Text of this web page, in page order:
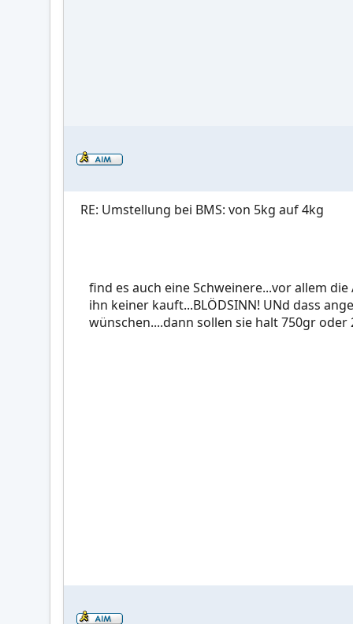
RE: Umstellung bei BMS: von 5kg auf 4kg
find es auch eine Schweinere...vor allem
ihn keiner kauft...BLÖDSINN! UNd dass
wünschen....dann sollen sie halt 750gr oder